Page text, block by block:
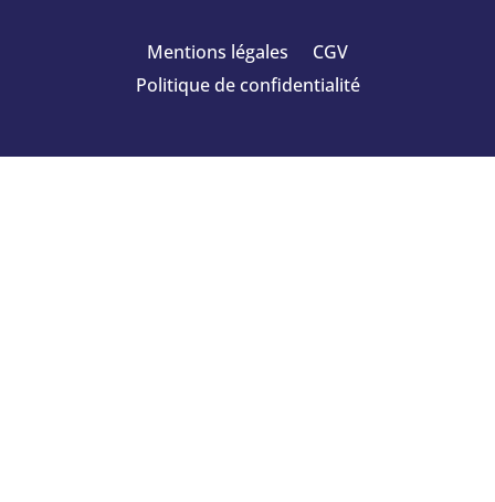
Mentions légales
CGV
Politique de confidentialité